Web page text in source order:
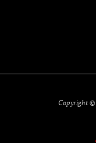
Copyright ©